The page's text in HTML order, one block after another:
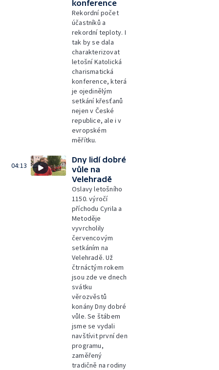
konference
Rekordní počet
účastníků a
rekordní teploty. I
tak by se dala
charakterizovat
letošní Katolická
charismatická
konference, která
je ojedinělým
setkání křesťanů
nejen v České
republice, ale i v
evropském
měřítku.
04:13
Dny lidí dobré
vůle na
Velehradě
Oslavy letošního
1150. výročí
příchodu Cyrila a
Metoděje
vyvrcholily
červencovým
setkáním na
Velehradě. Už
čtrnáctým rokem
jsou zde ve dnech
svátku
věrozvěstů
konány Dny dobré
vůle. Se štábem
jsme se vydali
navštívit první den
programu,
zaměřený
tradičně na rodiny